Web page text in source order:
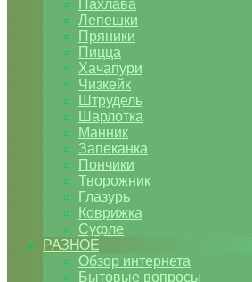
Пахлава
Лепешки
Пряники
Пицца
Хачапури
Чизкейк
Штрудель
Шарлотка
Манник
Запеканка
Пончики
Творожник
Глазурь
Коврижка
Суфле
РАЗНОЕ
Обзор интернета
Бытовые вопросы